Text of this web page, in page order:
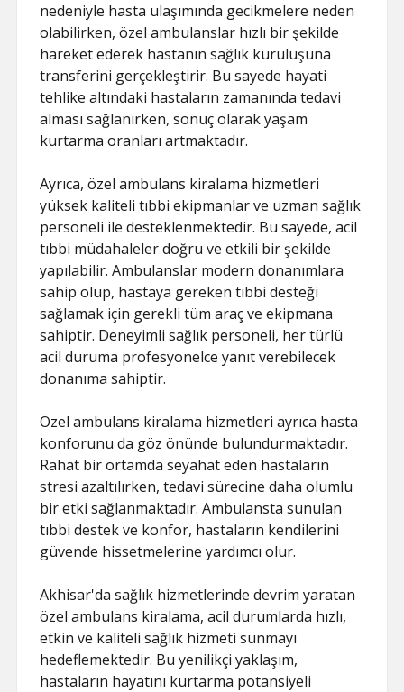
nedeniyle hasta ulaşımında gecikmelere neden
olabilirken, özel ambulanslar hızlı bir şekilde
hareket ederek hastanın sağlık kuruluşuna
transferini gerçekleştirir. Bu sayede hayati
tehlike altındaki hastaların zamanında tedavi
alması sağlanırken, sonuç olarak yaşam
kurtarma oranları artmaktadır.
Ayrıca, özel ambulans kiralama hizmetleri
yüksek kaliteli tıbbi ekipmanlar ve uzman sağlık
personeli ile desteklenmektedir. Bu sayede, acil
tıbbi müdahaleler doğru ve etkili bir şekilde
yapılabilir. Ambulanslar modern donanımlara
sahip olup, hastaya gereken tıbbi desteği
sağlamak için gerekli tüm araç ve ekipmana
sahiptir. Deneyimli sağlık personeli, her türlü
acil duruma profesyonelce yanıt verebilecek
donanıma sahiptir.
Özel ambulans kiralama hizmetleri ayrıca hasta
konforunu da göz önünde bulundurmaktadır.
Rahat bir ortamda seyahat eden hastaların
stresi azaltılırken, tedavi sürecine daha olumlu
bir etki sağlanmaktadır. Ambulansta sunulan
tıbbi destek ve konfor, hastaların kendilerini
güvende hissetmelerine yardımcı olur.
Akhisar'da sağlık hizmetlerinde devrim yaratan
özel ambulans kiralama, acil durumlarda hızlı,
etkin ve kaliteli sağlık hizmeti sunmayı
hedeflemektedir. Bu yenilikçi yaklaşım,
hastaların hayatını kurtarma potansiyeli